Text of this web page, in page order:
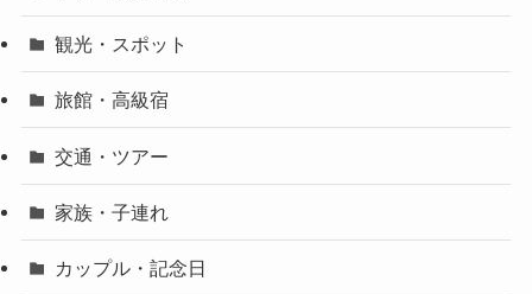
観光・スポット
旅館・高級宿
交通・ツアー
家族・子連れ
カップル・記念日